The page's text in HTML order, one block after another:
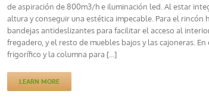
de aspiración de 800m3/h e iluminación led. Al estar
altura y conseguir una estética impecable. Para el
bandejas antideslizantes para facilitar el acceso al
fregadero, y el resto de muebles bajos y las cajoneras.
frigorífico y la columna para [...]
LEARN MORE